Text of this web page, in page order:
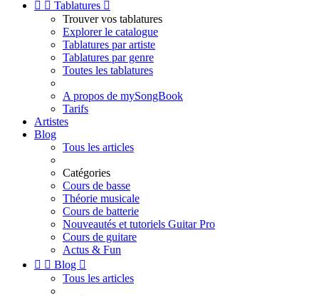
  Tablatures 
Trouver vos tablatures
Explorer le catalogue
Tablatures par artiste
Tablatures par genre
Toutes les tablatures
A propos de mySongBook
Tarifs
Artistes
Blog
Tous les articles
Catégories
Cours de basse
Théorie musicale
Cours de batterie
Nouveautés et tutoriels Guitar Pro
Cours de guitare
Actus & Fun
  Blog 
Tous les articles